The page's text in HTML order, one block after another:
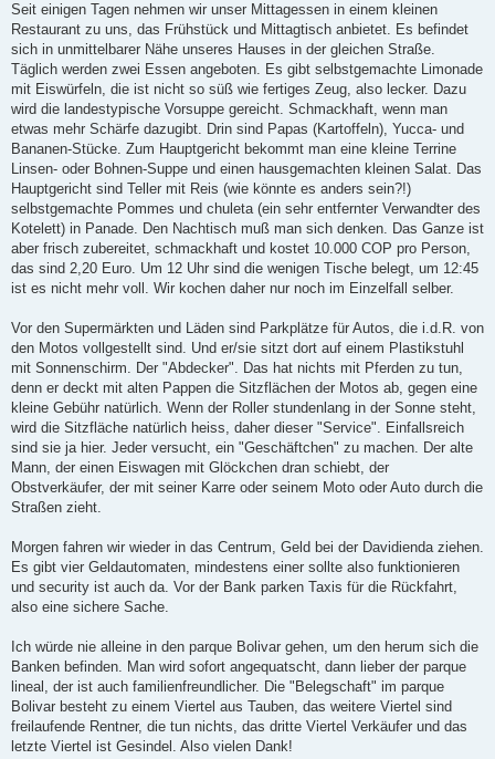
Seit einigen Tagen nehmen wir unser Mittagessen in einem kleinen
Restaurant zu uns, das Frühstück und Mittagtisch anbietet. Es befindet
sich in unmittelbarer Nähe unseres Hauses in der gleichen Straße.
Täglich werden zwei Essen angeboten. Es gibt selbstgemachte Limonade
mit Eiswürfeln, die ist nicht so süß wie fertiges Zeug, also lecker. Dazu
wird die landestypische Vorsuppe gereicht. Schmackhaft, wenn man
etwas mehr Schärfe dazugibt. Drin sind Papas (Kartoffeln), Yucca- und
Bananen-Stücke. Zum Hauptgericht bekommt man eine kleine Terrine
Linsen- oder Bohnen-Suppe und einen hausgemachten kleinen Salat. Das
Hauptgericht sind Teller mit Reis (wie könnte es anders sein?!)
selbstgemachte Pommes und chuleta (ein sehr entfernter Verwandter des
Kotelett) in Panade. Den Nachtisch muß man sich denken. Das Ganze ist
aber frisch zubereitet, schmackhaft und kostet 10.000 COP pro Person,
das sind 2,20 Euro. Um 12 Uhr sind die wenigen Tische belegt, um 12:45
ist es nicht mehr voll. Wir kochen daher nur noch im Einzelfall selber.
Vor den Supermärkten und Läden sind Parkplätze für Autos, die i.d.R. von
den Motos vollgestellt sind. Und er/sie sitzt dort auf einem Plastikstuhl
mit Sonnenschirm. Der "Abdecker". Das hat nichts mit Pferden zu tun,
denn er deckt mit alten Pappen die Sitzflächen der Motos ab, gegen eine
kleine Gebühr natürlich. Wenn der Roller stundenlang in der Sonne steht,
wird die Sitzfläche natürlich heiss, daher dieser "Service". Einfallsreich
sind sie ja hier. Jeder versucht, ein "Geschäftchen" zu machen. Der alte
Mann, der einen Eiswagen mit Glöckchen dran schiebt, der
Obstverkäufer, der mit seiner Karre oder seinem Moto oder Auto durch die
Straßen zieht.
Morgen fahren wir wieder in das Centrum, Geld bei der Davidienda ziehen.
Es gibt vier Geldautomaten, mindestens einer sollte also funktionieren
und security ist auch da. Vor der Bank parken Taxis für die Rückfahrt,
also eine sichere Sache.
Ich würde nie alleine in den parque Bolivar gehen, um den herum sich die
Banken befinden. Man wird sofort angequatscht, dann lieber der parque
lineal, der ist auch familienfreundlicher. Die "Belegschaft" im parque
Bolivar besteht zu einem Viertel aus Tauben, das weitere Viertel sind
freilaufende Rentner, die tun nichts, das dritte Viertel Verkäufer und das
letzte Viertel ist Gesindel. Also vielen Dank!